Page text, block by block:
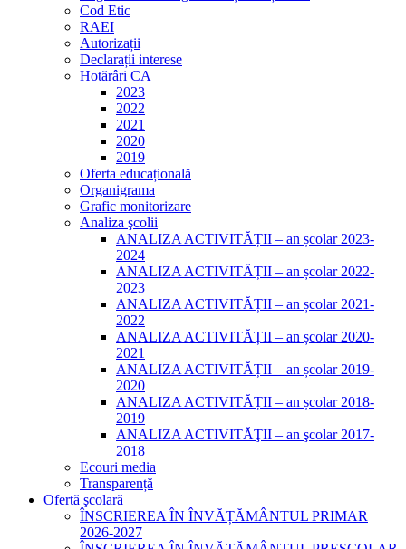
Cod Etic
RAEI
Autorizații
Declarații interese
Hotărâri CA
2023
2022
2021
2020
2019
Oferta educațională
Organigrama
Grafic monitorizare
Analiza şcolii
ANALIZA ACTIVITĂȚII – an școlar 2023-
2024
ANALIZA ACTIVITĂȚII – an școlar 2022-
2023
ANALIZA ACTIVITĂȚII – an școlar 2021-
2022
ANALIZA ACTIVITĂȚII – an școlar 2020-
2021
ANALIZA ACTIVITĂȚII – an școlar 2019-
2020
ANALIZA ACTIVITĂȚII – an școlar 2018-
2019
ANALIZA ACTIVITĂŢII – an şcolar 2017-
2018
Ecouri media
Transparență
Ofertă şcolară
ÎNSCRIEREA ÎN ÎNVĂȚĂMÂNTUL PRIMAR
2026-2027